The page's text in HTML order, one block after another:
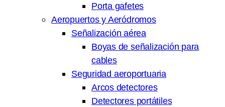
Porta gafetes
Aeropuertos y Aeródromos
Señalización aérea
Boyas de señalización para
cables
Seguridad aeroportuaria
Arcos detectores
Detectores portátiles